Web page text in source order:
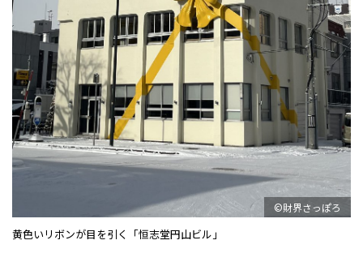
©財界さっぽろ
黄色いリボンが目を引く「恒志堂円山ビル」